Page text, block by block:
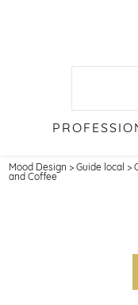
Mood Design >Guide local >
and Coffee